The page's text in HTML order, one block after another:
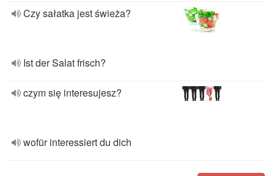
Czy sałatka jest świeża?
Ist der Salat frisch?
czym się interesujesz?
wofür interessiert du dich